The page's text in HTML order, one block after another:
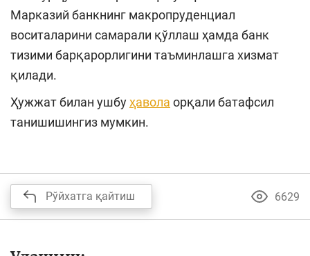
Марказий банкнинг макропруденциал
воситаларини самарали қўллаш ҳамда банк
тизими барқарорлигини таъминлашга хизмат
қилади.
Ҳужжат билан ушбуҳавола орқали батафсил
танишишингиз мумкин.
Рўйхатга қайтиш 6629